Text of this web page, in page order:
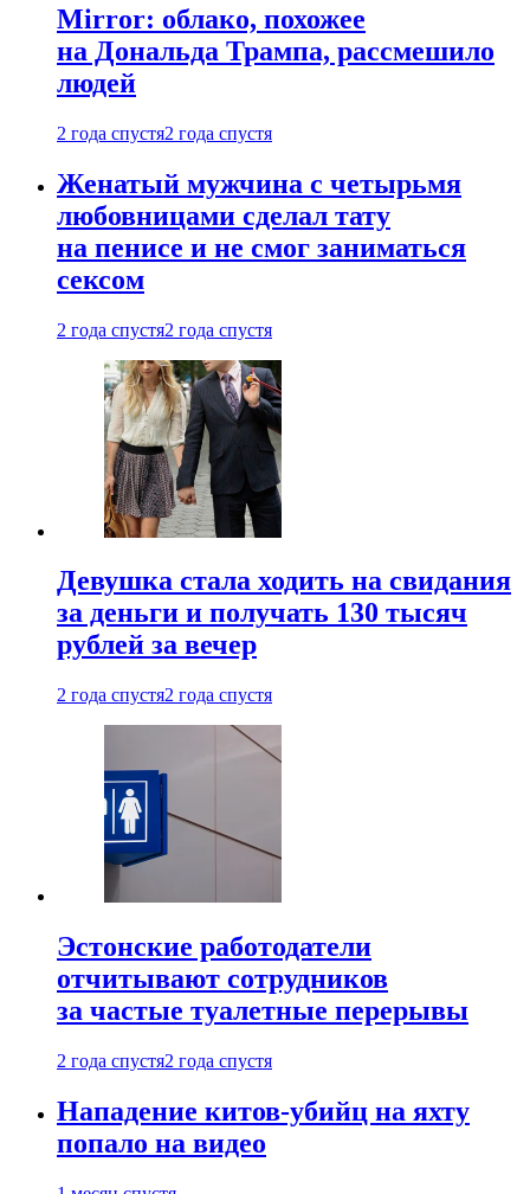
Mirror: облако, похожее
на Дональда Трампа, рассмешило
людей
2 года спустя2 года спустя
Женатый мужчина с четырьмя
любовницами сделал тату
на пенисе и не смог заниматься
сексом
2 года спустя2 года спустя
Девушка стала ходить на свидания
за деньги и получать 130 тысяч
рублей за вечер
2 года спустя2 года спустя
Эстонские работодатели
отчитывают сотрудников
за частые туалетные перерывы
2 года спустя2 года спустя
Нападение китов-убийц на яхту
попало на видео